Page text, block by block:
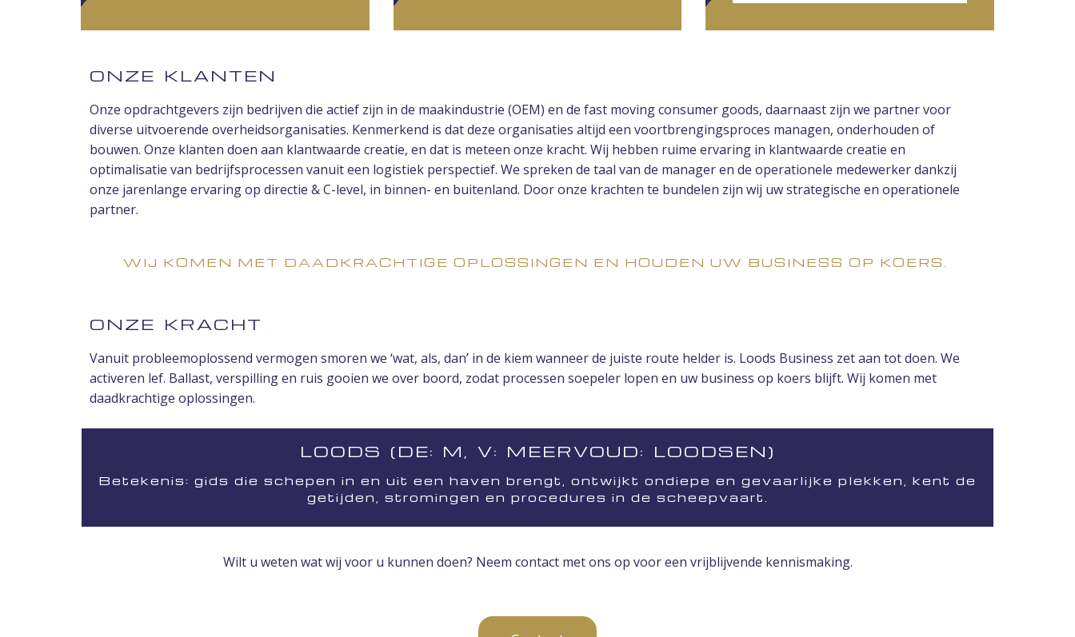
ONZE KLANTEN
Onze opdrachtgevers zijn bedrijven die actief zijn in de maakindustrie (OEM) en de fast moving consumer goods, daarnaast zijn we partner voor
diverse uitvoerende overheidsorganisaties. Kenmerkend is dat deze organisaties altijd een voortbrengingsproces managen, onderhouden of
bouwen. Onze klanten doen aan klantwaarde creatie, en dat is meteen onze kracht. Wij hebben ruime ervaring in klantwaarde creatie en
optimalisatie van bedrijfsprocessen vanuit een logistiek perspectief. We spreken de taal van de manager en de operationele medewerker dankzij
onze jarenlange ervaring op directie & C-level, in binnen- en buitenland. Door onze krachten te bundelen zijn wij uw strategische en operationele
partner.
WIJ KOMEN MET DAADKRACHTIGE OPLOSSINGEN EN HOUDEN UW BUSINESS OP KOERS.
ONZE KRACHT
Vanuit probleemoplossend vermogen smoren we ‘wat, als, dan’ in de kiem wanneer de juiste route helder is. Loods Business zet aan tot doen. We
activeren lef. Ballast, verspilling en ruis gooien we over boord, zodat processen soepeler lopen en uw business op koers blijft. Wij komen met
daadkrachtige oplossingen.
LOODS (DE: M, V: MEERVOUD: LOODSEN)
Betekenis: gids die schepen in en uit een haven brengt, ontwijkt ondiepe en gevaarlijke plekken, kent de
getijden, stromingen en procedures in de scheepvaart.
Wilt u weten wat wij voor u kunnen doen? Neem contact met ons op voor een vrijblijvende kennismaking.